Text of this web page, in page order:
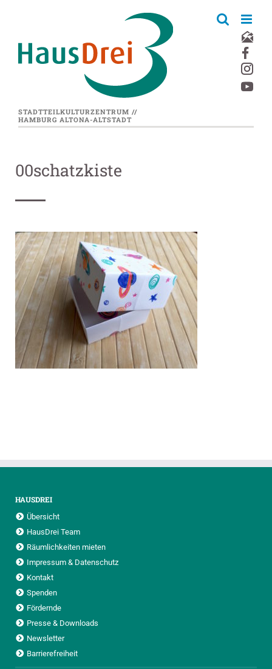
STADTTEILKULTURZENTRUM //
HAMBURG ALTONA-ALTSTADT
00schatzkiste
HAUSDREI
Übersicht
HausDrei Team
Räumlichkeiten mieten
Impressum & Datenschutz
Kontakt
Spenden
Fördernde
Presse & Downloads
Newsletter
Barrierefreiheit